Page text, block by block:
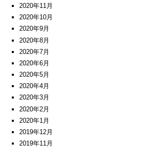
2020年11月
2020年10月
2020年9月
2020年8月
2020年7月
2020年6月
2020年5月
2020年4月
2020年3月
2020年2月
2020年1月
2019年12月
2019年11月